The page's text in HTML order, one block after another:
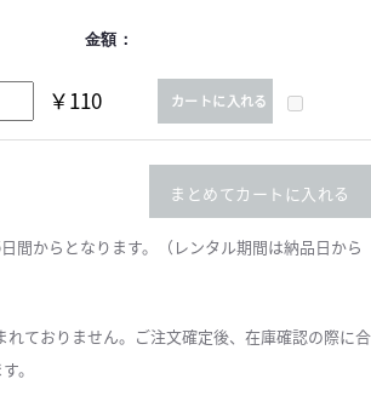
金額：
￥110 カートに入れる
まとめてカートに入れる
間からとなります。（レンタル期間は納品日から
れておりません。ご注文確定後、在庫確認の際に合
。